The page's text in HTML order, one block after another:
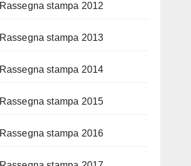
Rassegna stampa 2012
Rassegna stampa 2013
Rassegna stampa 2014
Rassegna stampa 2015
Rassegna stampa 2016